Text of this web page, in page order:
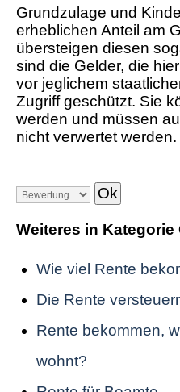
Grundzulage und
erheblichen Anteil am
übersteigen diesen
sind die Gelder, die
vor jeglichem
Zugriff geschützt. Sie
werden und müssen
nicht verwertet werden.
Weiteres in Kategorie
Wie viel Rente
Die Rente
Rente bekommen,
wohnt?